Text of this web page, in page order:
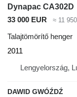
Dynapac CA302D
33 000 EUR
≈ 11
Talajtömörítő henger
2011
Lengyelország,
DAWID GWÓŹDŹ